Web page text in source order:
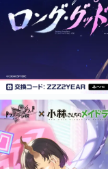
ピック
電ファミのいま読ま